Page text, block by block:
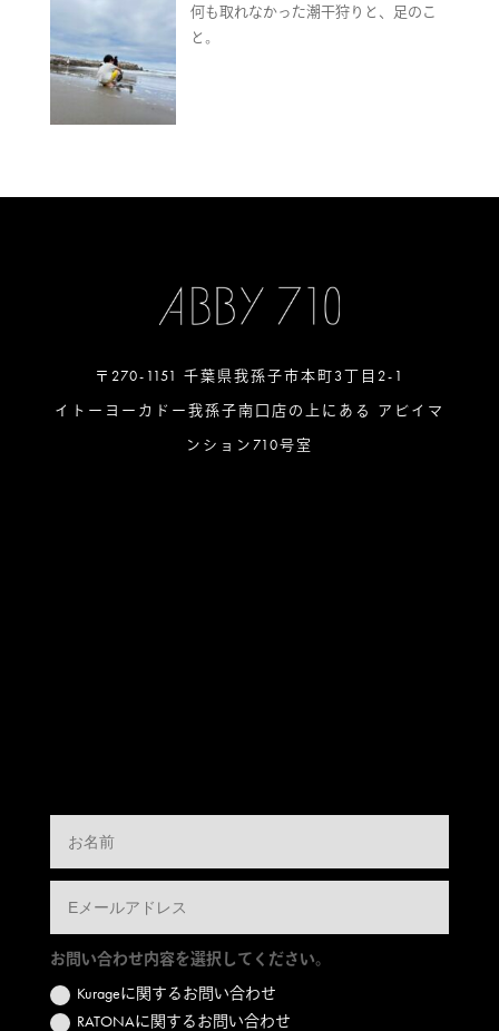
何も取れなかった潮干狩りと、足のこ
と。
〒270-1151 千葉県我孫子市本町3丁目2-1
イトーヨーカドー我孫子南口店の上にある アビイマ
ンション710号室
お問い合わせ内容を選択してください。
Kurageに関するお問い合わせ
RATONAに関するお問い合わせ